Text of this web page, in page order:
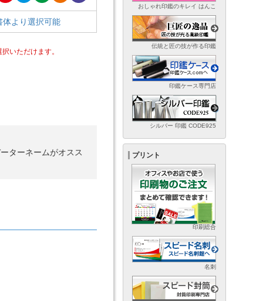
体より選択可能
いただけます。
ターネームがオスス
おしゃれ印鑑のキレイ はんこ
伝統と匠の技が作る印鑑
印鑑ケース専門店
シルバー 印鑑 CODE925
プリント
印刷総合
名刺